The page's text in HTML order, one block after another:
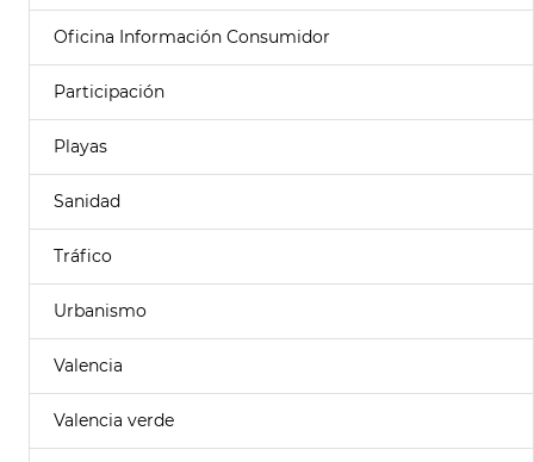
Oficina Información Consumidor
Participación
Playas
Sanidad
Tráfico
Urbanismo
Valencia
Valencia verde